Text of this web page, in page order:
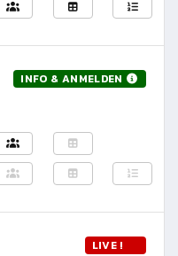
INFO & ANMELDEN
LIVE !